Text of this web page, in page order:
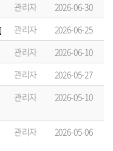
관리자
2026-06-30
관리자
2026-06-25
관리자
2026-06-10
관리자
2026-05-27
관리자 2026-05-10
관리자 2026-05-06